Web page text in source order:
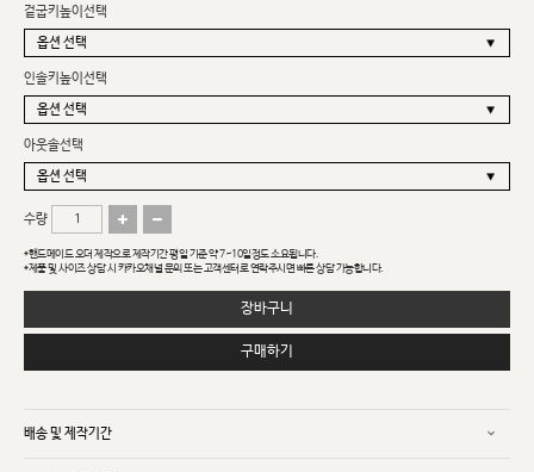
겉굽키높이선택
인솔키높이선택
아웃솔선택
수량
*핸드메이드 오더 제작으로 제작기간 평일 기준 약 7~10일정도 소요됩니다.
*제품 및 사이즈 상담 시 카카오채널 문의 또는 고객센터로 연락주시면 빠른 상담 가능합니다.
장바구니
구매하기
배송 및 제작기간